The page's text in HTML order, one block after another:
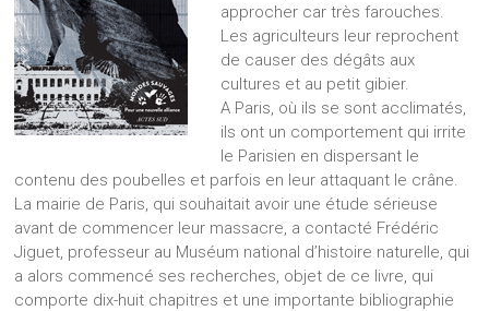
approcher car très farouches.
Les agriculteurs leur reprochent
de causer des dégâts aux
cultures et au petit gibier.
A Paris, où ils se sont acclimatés,
ils ont un comportement qui irrite
le Parisien en dispersant le
contenu des poubelles et parfois en leur attaquant le crâne.
La mairie de Paris, qui souhaitait avoir une étude sérieuse
avant de commencer leur massacre, a contacté Frédéric
Jiguet, professeur au Muséum national d’histoire naturelle, qui
a alors commencé ses recherches, objet de ce livre, qui
comporte dix-huit chapitres et une importante bibliographie